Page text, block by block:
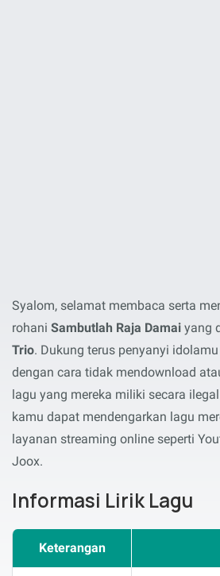
Syalom, selamat membaca serta
rohani Sambutlah Raja Damai yang
Trio. Dukung terus penyanyi
dengan cara tidak mendownload
lagu yang mereka miliki secara
kamu dapat mendengarkan lagu
layanan streaming online seperti
Joox.
Informasi Lirik Lagu
Keterangan